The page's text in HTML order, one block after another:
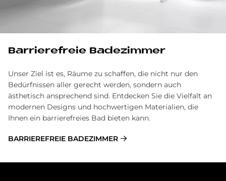
Barrierefreie Badezimmer
Unser Ziel ist es, Räume zu schaffen, die nicht nur den
Bedürfnissen aller gerecht werden, sondern auch
ästhetisch ansprechend sind. Entdecken Sie die Vielfalt an
modernen Designs und hochwertigen Materialien, die
Ihnen ein barrierefreies Bad bieten kann.
BARRIEREFREIE BADEZIMMER